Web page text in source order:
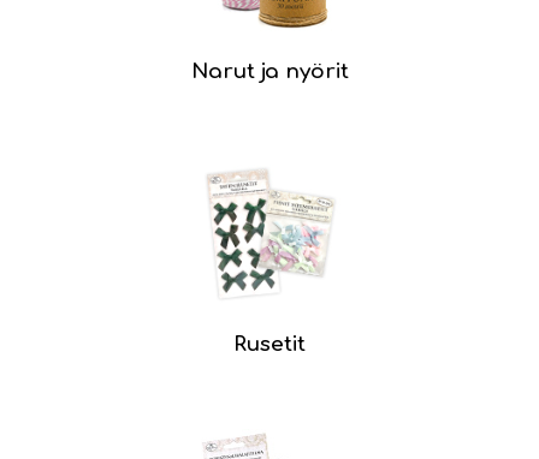
Narut ja nyörit
Rusetit